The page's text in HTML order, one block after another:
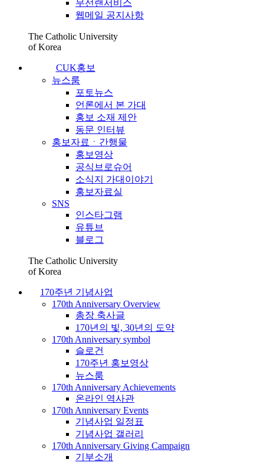
무선랜서비스
웹메일 공지사항
The Catholic University
of Korea
CUK홍보
뉴스룸
포토뉴스
언론에서 본 가대
홍보 소재 제안
동문 인터뷰
홍보자료ㆍ간행물
홍보영상
공식브로슈어
소식지 가대이야기
홍보자료실
SNS
인스타그램
유튜브
블로그
The Catholic University
of Korea
170주년 기념사업
170th Anniversary Overview
총장 축사글
170년의 빛, 30년의 도약
170th Anniversary symbol
슬로건
170주년 홍보영상
뉴스룸
170th Anniversary Achievements
온라인 역사관
170th Anniversary Events
기념사업 일정표
기념사업 갤러리
170th Anniversary Giving Campaign
기부소개